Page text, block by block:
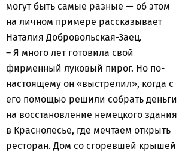
могут быть самые разные — об этом
на личном примере рассказывает
Наталия Добровольская-Заец.
– Я много лет готовила свой
фирменный луковый пирог. Но по-
настоящему он «выстрелил», когда с
его помощью решили собрать деньги
на восстановление немецкого здания
в Краснолесье, где мечтаем открыть
ресторан. Дом со сгоревшей крышей